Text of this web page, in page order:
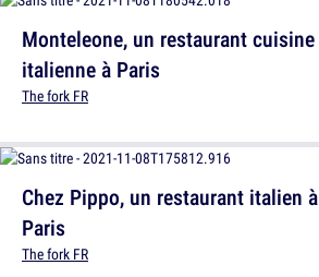
Monteleone, un restaurant cuisine
italienne à Paris
The fork FR
Chez Pippo, un restaurant italien à
Paris
The fork FR